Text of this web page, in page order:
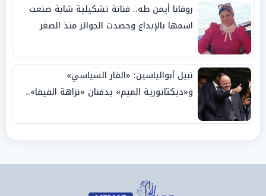
روفانا أيمن طه.. فنانة تشكيلية شابة صنعت
اسمها بالإبداع وحصدت الجوائز منذ الصغر
نبيل أبوالياسين: «الفار السياسي»
و«ديكتاتورية الميم» يدفنان «نزاهة الفيفا»..